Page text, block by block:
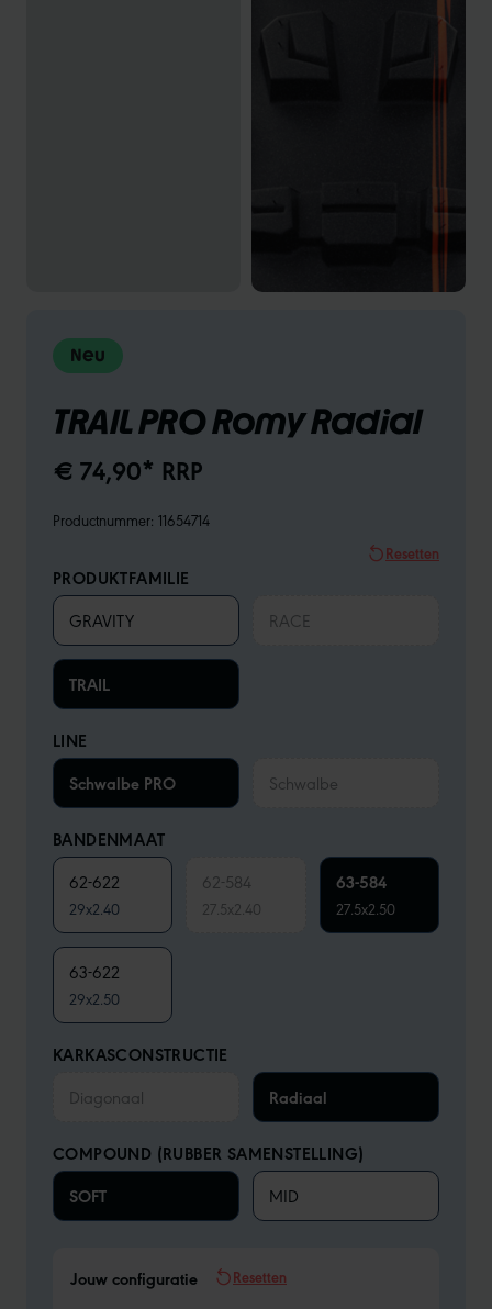
Neu
TRAIL PRO Romy Radial
€ 74,90* RRP
Productnummer: 11654714
Resetten
PRODUKTFAMILIE
GRAVITY RACE
TRAIL
LINE
Schwalbe PRO
Schwalbe
BANDENMAAT
62-622
29x2.40
62-584
27.5x2.40
63-584
27.5x2.50
63-622
29x2.50
KARKASCONSTRUCTIE
Diagonaal Radiaal
COMPOUND (RUBBER SAMENSTELLING)
SOFT
MID
Jouw configuratie Resetten